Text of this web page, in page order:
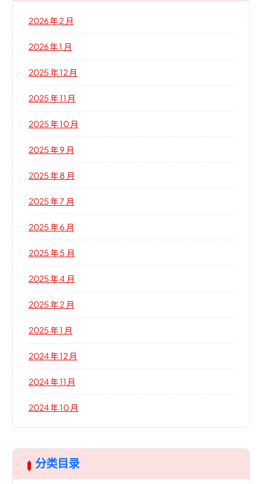
2026 年 2 月
2026 年 1 月
2025 年 12 月
2025 年 11 月
2025 年 10 月
2025 年 9 月
2025 年 8 月
2025 年 7 月
2025 年 6 月
2025 年 5 月
2025 年 4 月
2025 年 2 月
2025 年 1 月
2024 年 12 月
2024 年 11 月
2024 年 10 月
分类目录